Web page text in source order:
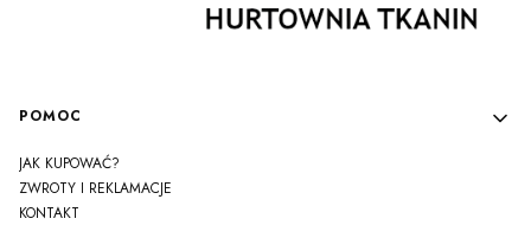
Linki w stopce
POMOC
JAK KUPOWAĆ?
ZWROTY I REKLAMACJE
KONTAKT